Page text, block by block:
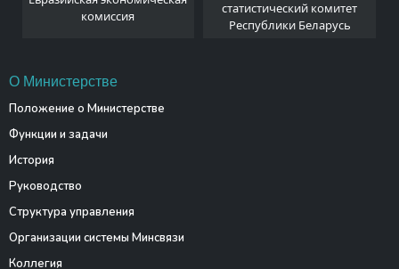
комиссия
статистический комитет
Республики Беларусь
О Министерстве
Положение о Министерстве
Функции и задачи
История
Руководство
Структура управления
Организации системы Минсвязи
Коллегия